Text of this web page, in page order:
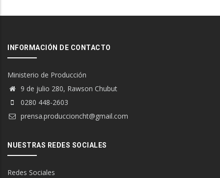
INFORMACIÓN DE CONTACTO
Ministerio de Producción
9 de julio 280, Rawson Chubut
0280 448-2603
prensa.produccioncht@gmail.com
NUESTRAS REDES SOCIALES
Redes Sociales